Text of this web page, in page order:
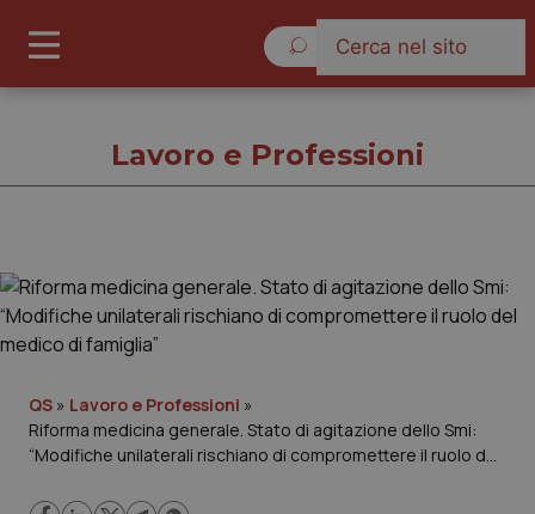
Cronache
Governo e Parlamento
Regioni e Asl
Lavoro e Professioni
QS » Lavoro e Professioni »
Riforma medicina generale. Stato di agitazione dello Smi:
“Modifiche unilaterali rischiano di compromettere il ruolo del